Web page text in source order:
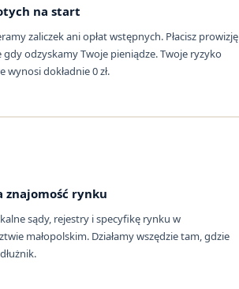
na start
zaliczek ani opłat wstępnych. Płacisz prowizję
gdy odzyskamy Twoje pieniądze. Twoje ryzyko
wynosi dokładnie 0 zł.
znajomość rynku
sądy, rejestry i specyfikę rynku w
małopolskim. Działamy wszędzie tam, gdzie